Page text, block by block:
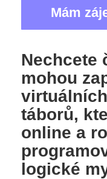
Mám
Nechcete
mohou
táborů,
online a
logické